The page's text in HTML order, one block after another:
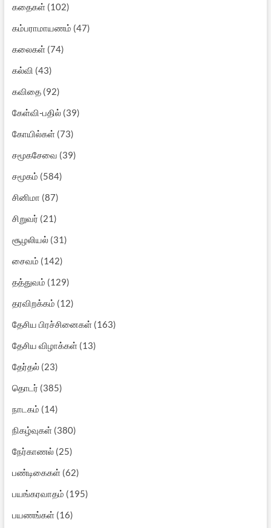
கதைகள்(102)
கம்பராமாயணம் (47)
கலைகள்(74)
கல்வி (43)
கவிதை(92)
கேள்வி-பதில்(39)
கோயில்கள்(73)
சமூகசேவை (39)
சமூகம் (584)
சினிமா (87)
சிறுவர் (21)
சூழலியல்(31)
சைவம் (142)
தத்துவம் (129)
தரவிறக்கம் (12)
தேசிய பிரச்சினைகள்(163)
தேசிய விழாக்கள்(13)
தேர்தல்(23)
தொடர் (385)
நாடகம் (14)
நிகழ்வுகள்(380)
நேர்காணல்(25)
பண்டிகைகள்(62)
பயங்கரவாதம் (195)
பயணங்கள்(16)